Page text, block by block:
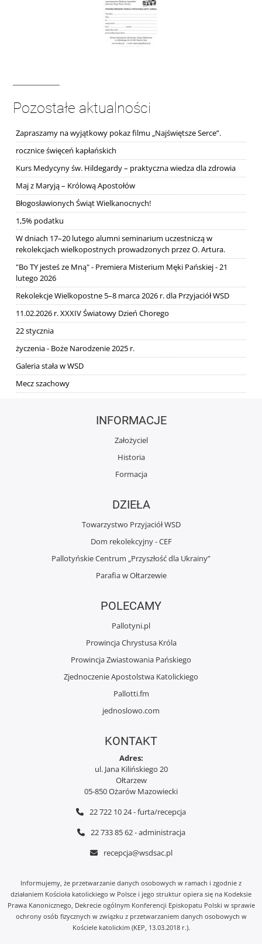
Pozostałe aktualności
Zapraszamy na wyjątkowy pokaz filmu „Najświętsze Serce”.
rocznice święceń kapłańskich
Kurs Medycyny św. Hildegardy – praktyczna wiedza dla zdrowia
Maj z Maryją – Królową Apostołów
Błogosławionych Świąt Wielkanocnych!
1,5% podatku
W dniach 17–20 lutego alumni seminarium uczestniczą w
rekolekcjach wielkopostnych prowadzonych przez O. Artura.
"Bo TY jesteś ze Mną" - Premiera Misterium Męki Pańskiej - 21
lutego 2026
Rekolekcje Wielkopostne 5–8 marca 2026 r. dla Przyjaciół WSD
11.02.2026 r. XXXIV Światowy Dzień Chorego
22 stycznia
życzenia - Boże Narodzenie 2025 r.
Galeria stała w WSD
Mecz szachowy
INFORMACJE
Założyciel
Historia
Formacja
DZIEŁA
Towarzystwo Przyjaciół WSD
Dom rekolekcyjny - CEF
Pallotyńskie Centrum „Przyszłość dla Ukrainy”
Parafia w Ołtarzewie
POLECAMY
Pallotyni.pl
Prowincja Chrystusa Króla
Prowincja Zwiastowania Pańskiego
Zjednoczenie Apostolstwa Katolickiego
Pallotti.fm
jednoslowo.com
KONTAKT
Adres:
ul. Jana Kilińskiego 20
Ołtarzew
05-850 Ożarów Mazowiecki
22 722 10 24 - furta/recepcja
22 733 85 62 - administracja
recepcja@wsdsac.pl
Informujemy, że przetwarzanie danych osobowych w ramach i zgodnie z
działaniem Kościoła katolickiego w Polsce i jego struktur opiera się na Kodeksie
Prawa Kanonicznego, Dekrecie ogólnym Konferencji Episkopatu Polski w sprawie
ochrony osób fizycznych w związku z przetwarzaniem danych osobowych w
Kościele katolickim (KEP, 13.03.2018 r.).